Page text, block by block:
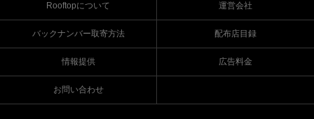
Rooftopについて 運営会社
バックナンバー取寄方法 配布店目録
情報提供 広告料金
お問い合わせ